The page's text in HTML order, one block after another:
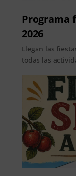
Programa
2026
Llegan las
todas las